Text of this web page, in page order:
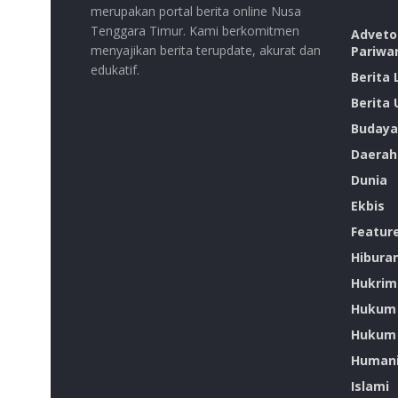
merupakan portal berita online Nusa
Tenggara Timur. Kami berkomitmen
menyajikan berita terupdate, akurat dan
edukatif.
Berita
Berita
Budaya
Daerah
Dunia
Ekbis
Hukrim
Hukum
Islami